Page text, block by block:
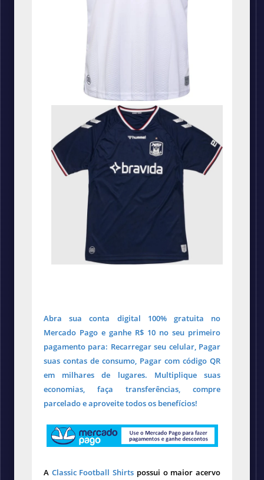
Abra sua conta digital 100% gratuita no
Mercado Pago e ganhe R$ 10 no seu primeiro
pagamento para: Recarregar seu celular, Pagar
suas contas de consumo, Pagar com código QR
em milhares de lugares. Multiplique suas
economias, faça transferências, compre
parcelado e aproveite todos os benefícios!
A Classic Football Shirts possui o maior acervo